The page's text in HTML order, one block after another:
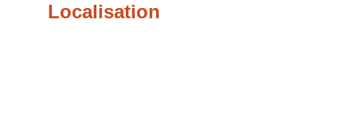
Localisation